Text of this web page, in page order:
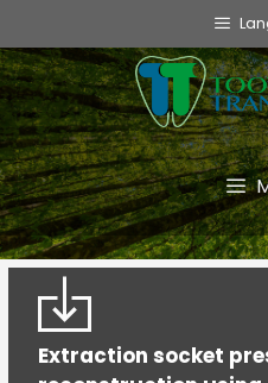
Extraction socket
Tooth Transformer
The Device
Grinder
Monouso
TT Fairy
Informative